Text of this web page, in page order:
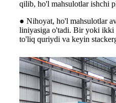
qilib, ho'l mahsulotlar ishchi
● Nihoyat, ho'l mahsulotlar
liniyasiga o'tadi. Bir yoki ikki
to'liq quriydi va keyin